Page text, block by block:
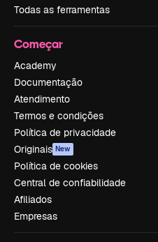
Todas as ferramentas
Começar
Academy
Documentação
Atendimento
Termos e condições
Política de privacidade
Originais New
Política de cookies
Central de confiabilidade
Afiliados
Empresas